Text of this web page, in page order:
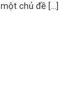
một chủ đề [...]